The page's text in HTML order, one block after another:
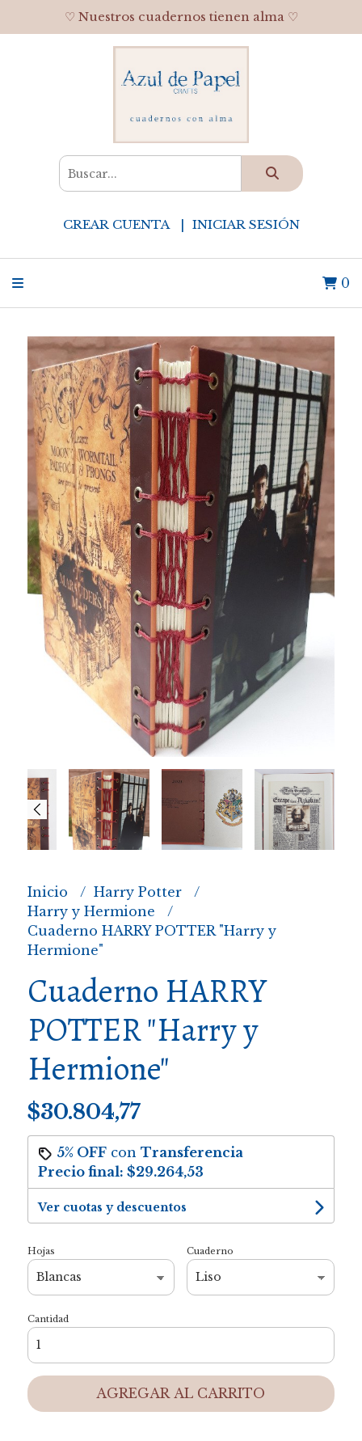
♡ Nuestros cuadernos tienen alma ♡
CREAR CUENTA INICIAR SESIÓN
0
Inicio
Harry Potter
Harry y Hermione
Cuaderno HARRY POTTER "Harry y
Hermione"
Cuaderno HARRY
POTTER "Harry y
Hermione"
$30.804,77
5% OFFcon Transferencia
Precio final: $29.264,53
Ver cuotas y descuentos
Hojas Cuaderno
Cantidad
AGREGAR AL CARRITO